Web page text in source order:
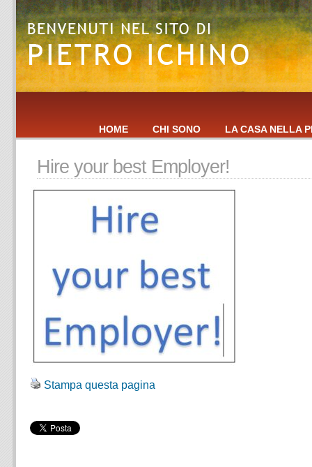
HOME CHI SONO LA CASA NELLA
Hire your best Employer!
Stampa questa pagina